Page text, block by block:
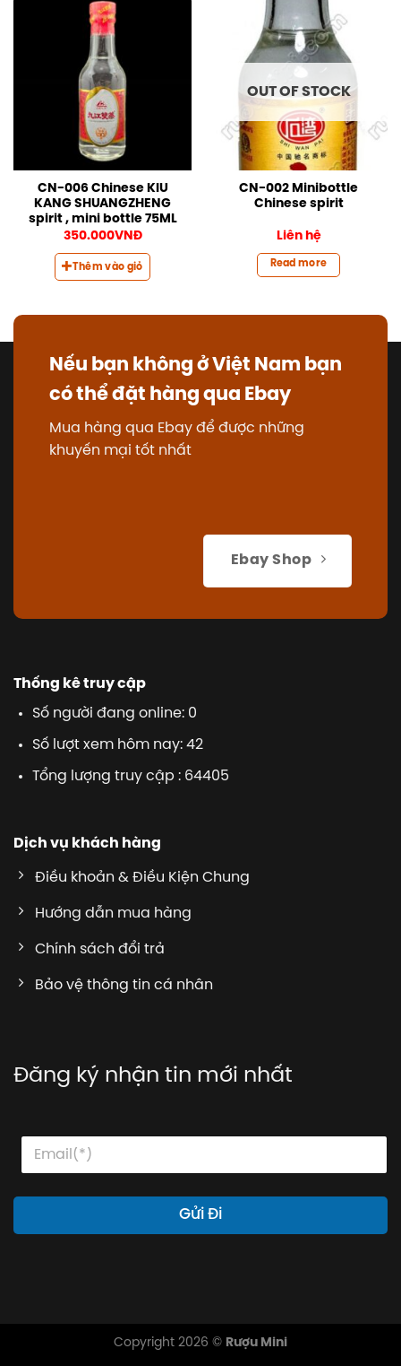
CN-006 Chinese KIU
KANG SHUANGZHENG
spirit , mini bottle 75ML
350.000VNĐ
Thêm vào giỏ
OUT OF STOCK
CN-002 Minibottle
Chinese spirit
Liên hệ
Read more
Nếu bạn không ở Việt Nam bạn
có thể đặt hàng qua Ebay
Mua hàng qua Ebay để được những
khuyến mại tốt nhất
Ebay Shop
Thống kê truy cập
Số người đang online: 0
Số lượt xem hôm nay: 42
Tổng lượng truy cập : 64405
Dịch vụ khách hàng
Điều khoản & Điều Kiện Chung
Hướng dẫn mua hàng
Chính sách đổi trả
Bảo vệ thông tin cá nhân
Đăng ký nhận tin mới nhất
a
l
l
E
a
i
Gửi Đi
Copyright 2026 © Rượu Mini